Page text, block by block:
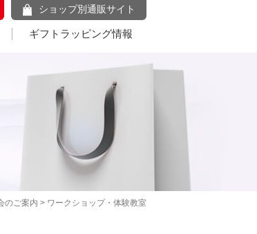
ショップ別通販サイト
ギフトラッピング情報
のご案内 > ワークショップ・体験教室